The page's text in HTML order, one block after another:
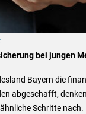
bei jungen
Bayern die
abgeschafft,
Schritte nach.